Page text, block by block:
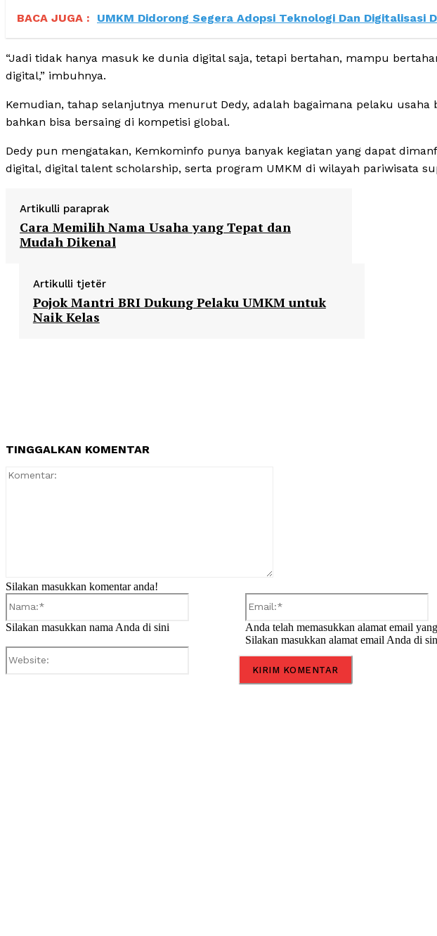
BACA JUGA : UMKM Didorong Segera Adopsi Teknologi Dan Digitalisasi
“Jadi tidak hanya masuk ke dunia digital saja, tetapi bertahan, mampu
digital,” imbuhnya.
Kemudian, tahap selanjutnya menurut Dedy, adalah bagaimana pelaku usaha
bahkan bisa bersaing di kompetisi global.
Dedy pun mengatakan, Kemkominfo punya banyak kegiatan yang dapat
digital, digital talent scholarship, serta program UMKM di wilayah pariwisata
Artikulli paraprak
Cara Memilih Nama Usaha yang Tepat dan
Mudah Dikenal
Artikulli tjetër
Pojok Mantri BRI Dukung Pelaku UMKM untuk
Naik Kelas
TINGGALKAN KOMENTAR
Silakan masukkan komentar anda!
Silakan masukkan nama Anda di sini
Anda telah memasukkan alamat email
Silakan masukkan alamat email Anda di